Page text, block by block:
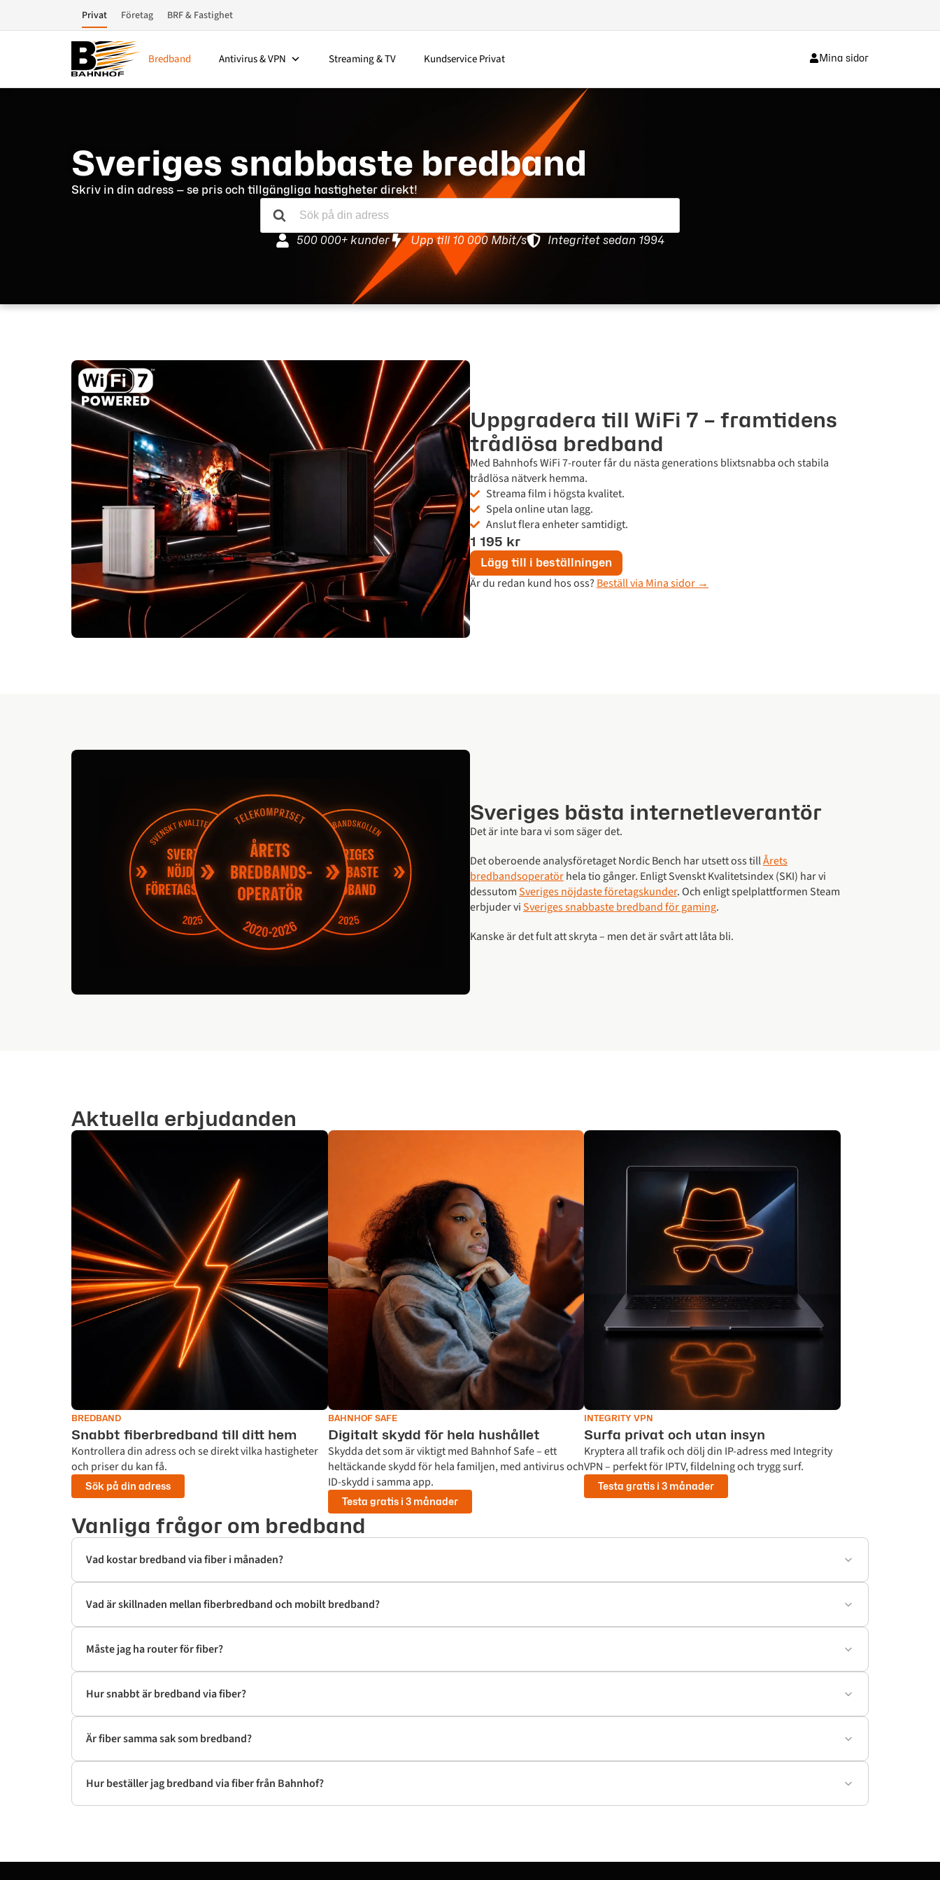
Privat Företag BRF & Fastighet
Bredband Antivirus & VPN Streaming & TV Kundservice Privat Mina sidor
Sveriges snabbaste bredband
Skriv in din adress — se pris och tillgängliga hastigheter direkt!
500 000+ kunder Upp till 10 000 Mbit/s Integritet sedan 1994
Uppgradera till WiFi 7 – framtidens
trådlösa bredband
Med Bahnhofs WiFi 7-router får du nästa generations blixtsnabba och stabila
trådlösa nätverk hemma.
Streama film i högsta kvalitet.
Spela online utan lagg.
Anslut flera enheter samtidigt.
1 195 kr
Lägg till i beställningen
Är du redan kund hos oss? Beställ via Mina sidor →
Sveriges bästa internetleverantör
Det är inte bara vi som säger det.
Det oberoende analysföretaget Nordic Bench har utsett oss tillÅrets
bredbandsoperatörhela tio gånger. Enligt Svenskt Kvalitetsindex (SKI) har vi
dessutomSveriges nöjdaste företagskunder. Och enligt spelplattformen Steam
erbjuder viSveriges snabbaste bredband för gaming.
Kanske är det fult att skryta – men det är svårt att låta bli.
Aktuella erbjudanden
BREDBAND
Snabbt fiberbredband till ditt hem
Kontrollera din adress och se direkt vilka hastigheter
och priser du kan få.
Sök på din adress
BAHNHOF SAFE
Digitalt skydd för hela hushållet
Skydda det som är viktigt med Bahnhof Safe – ett
heltäckande skydd för hela familjen, med antivirus och
ID-skydd i samma app.
Testa gratis i 3 månader
INTEGRITY VPN
Surfa privat och utan insyn
Kryptera all trafik och dölj din IP-adress med Integrity
VPN – perfekt för IPTV, fildelning och trygg surf.
Testa gratis i 3 månader
Vanliga frågor om bredband